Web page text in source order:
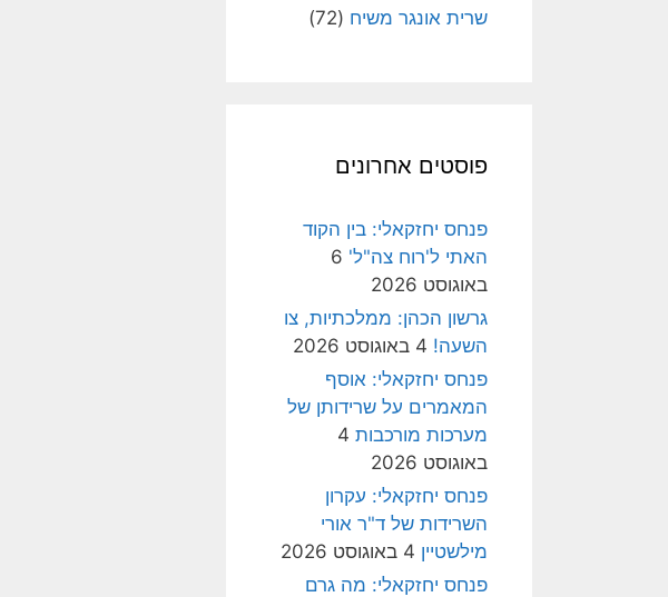
שרית אונגר משיח (72)
פוסטים אחרונים
פנחס יחזקאלי: בין הקוד
האתי ל'רוח צה"ל' 6
באוגוסט 2026
גרשון הכהן: ממלכתיות, צו
השעה! 4 באוגוסט 2026
פנחס יחזקאלי: אוסף
המאמרים על שרידותן של
מערכות מורכבות 4
באוגוסט 2026
פנחס יחזקאלי: עקרון
השרידות של ד"ר אורי
מילשטיין 4 באוגוסט 2026
פנחס יחזקאלי: מה גרם